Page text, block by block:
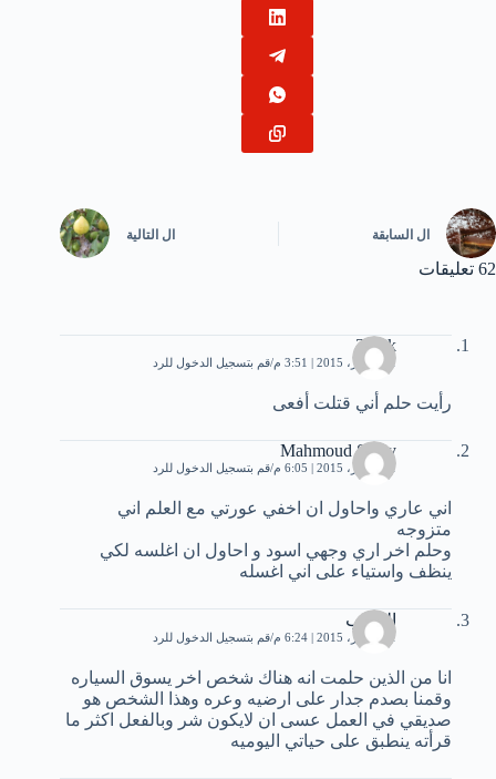
ال السابقة ال التالية
62 تعليقات
Tarek
11 أكتوبر، 2015 | 3:51 م قم بتسجيل الدخول للرد
رأيت حلم أني قتلت أفعى
Mahmoud Samy
11 أكتوبر، 2015 | 6:05 م قم بتسجيل الدخول للرد
اني عاري واحاول ان اخفي عورتي مع العلم اني
متزوجه
وحلم اخر اري وجهي اسود و احاول ان اغلسه لكي
ينظف واستياء على اني اغسله
الغريب
11 أكتوبر، 2015 | 6:24 م قم بتسجيل الدخول للرد
انا من الذين حلمت انه هناك شخص اخر يسوق السياره
وقمنا بصدم جدار على ارضيه وعره وهذا الشخص هو
صديقي في العمل عسى ان لايكون شر وبالفعل اكثر ما
قرأته ينطبق على حياتي اليوميه